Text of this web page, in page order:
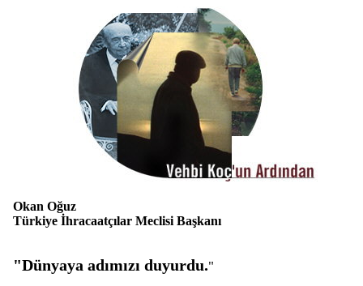
Okan Oğuz
Türkiye İhracaatçılar Meclisi Başkanı
"Dünyaya adımızı duyurdu."